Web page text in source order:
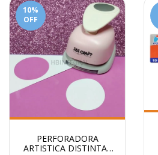
10%
OFF
PERFORADORA
ARTISTICA DISTINTAS